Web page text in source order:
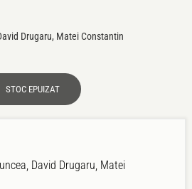
Drugaru, Matei Constantin
STOC EPUIZAT
David Drugaru, Matei